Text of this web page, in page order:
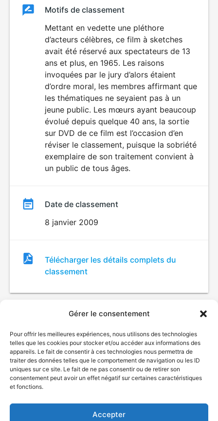
Gérer le consentement
Pour offrir les meilleures expériences, nous utilisons des technologies
telles que les cookies pour stocker et/ou accéder aux informations des
appareils. Le fait de consentir à ces technologies nous permettra de
traiter des données telles que le comportement de navigation ou les ID
uniques sur ce site. Le fait de ne pas consentir ou de retirer son
consentement peut avoir un effet négatif sur certaines caractéristiques
et fonctions.
Accepter
ClassementClassement
Motifs de classement
Mettant en vedette une pléthore
d’acteurs célèbres, ce film à sketches
avait été réservé aux spectateurs de 13
ans et plus, en 1965. Les raisons
invoquées par le jury d’alors étaient
d’ordre moral, les membres affirmant que
les thématiques ne seyaient pas à un
jeune public. Les mœurs ayant beaucoup
évolué depuis quelque 40 ans, la sortie
sur DVD de ce film est l’occasion d’en
réviser le classement, puisque la sobriété
exemplaire de son traitement convient à
un public de tous âges.
Date de classement
8 janvier 2009
Fichier
de
classement
Télécharger les détails complets du
classement
© Gouvernement du Québec, 2026
Plan du site
Accessibilité